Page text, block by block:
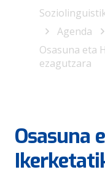
Agenda
Osasuna eta
ezagutzara
Osasuna